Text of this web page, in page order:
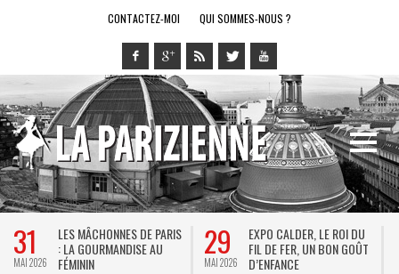
CONTACTEZ-MOI QUI SOMMES-NOUS ?
31
MAI 2026
LES MÂCHONNES DE PARIS
: LA GOURMANDISE AU
FÉMININ
29
MAI 2026
EXPO CALDER, LE ROI DU
FIL DE FER, UN BON GOÛT
D’ENFANCE